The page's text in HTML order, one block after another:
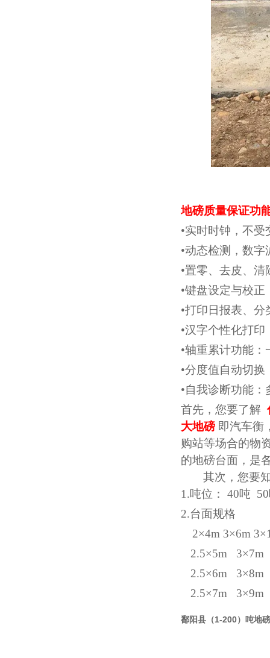
地磅质量保证功
•实时时钟，不
•动态检测，数
•置零、去皮、
•键盘设定与校正
•打印日报表、
•汉字个性化打
•轴重累计功能
•分度值自动切
•自我诊断功能
首先，您要了解
大地磅 即汽车衡
购站等场合的物
的地磅台面，是
其次，您要
1.吨位：
40吨 50
2.台面规格
2×4m 3×6m
2.5×5m
2.5×6m
2.5×7m
鄱阳县（1-200）吨地